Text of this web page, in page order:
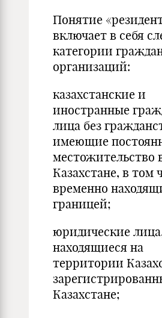
Понятие
включает в себя
категории
организаций:
казахстанские и
иностранные
лица без
имеющие
местожительство
Казахстане, в том
временно
границей;
юридические
находящиеся на
территории
Казахстане;